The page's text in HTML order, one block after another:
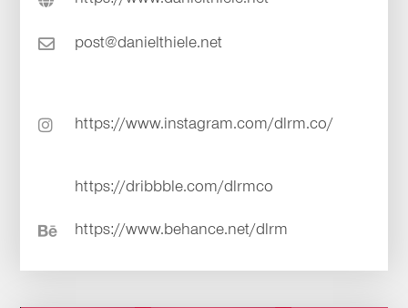
post@danielthiele.net
https://www.instagram.com/dlrm.co/
https://dribbble.com/dlrmco
https://www.behance.net/dlrm